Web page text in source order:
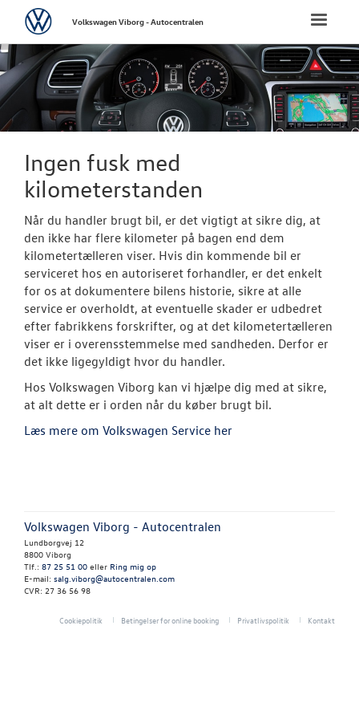
FORSIDE
NYE
BRUGTE BILER
Finansiering
Ingen fusk
TILBEHØR
Toggle
VolkswagenVolkswagen Viborg - Autocentralen
Ingen fusk med
kilometerstanden
Når du handler brugt bil, er det vigtigt at sikre dig, at
den ikke har flere kilometer på bagen end dem
kilometertælleren viser. Hvis din kommende bil er
serviceret hos en autoriseret forhandler, er det enkelt
for os at dokumentere bilens historie, sikre at alle
service er overholdt, at eventuelle skader er udbedret
efter fabrikkens forskrifter, og at det kilometertælleren
viser er i overensstemmelse med sandheden. Derfor er
det ikke ligegyldigt hvor du handler.
Hos Volkswagen Viborg kan vi hjælpe dig med at sikre,
at alt dette er i orden når du køber brugt bil.
Læs mere om Volkswagen Service her
Volkswagen Viborg - Autocentralen
Lundborgvej 12
8800 Viborg
Tlf.: 87 25 51 00 eller Ring mig op
E-mail: salg.viborg@autocentralen.com
CVR: 27 36 56 98
Cookiepolitik Betingelser for online booking Privatlivspolitik Kontakt